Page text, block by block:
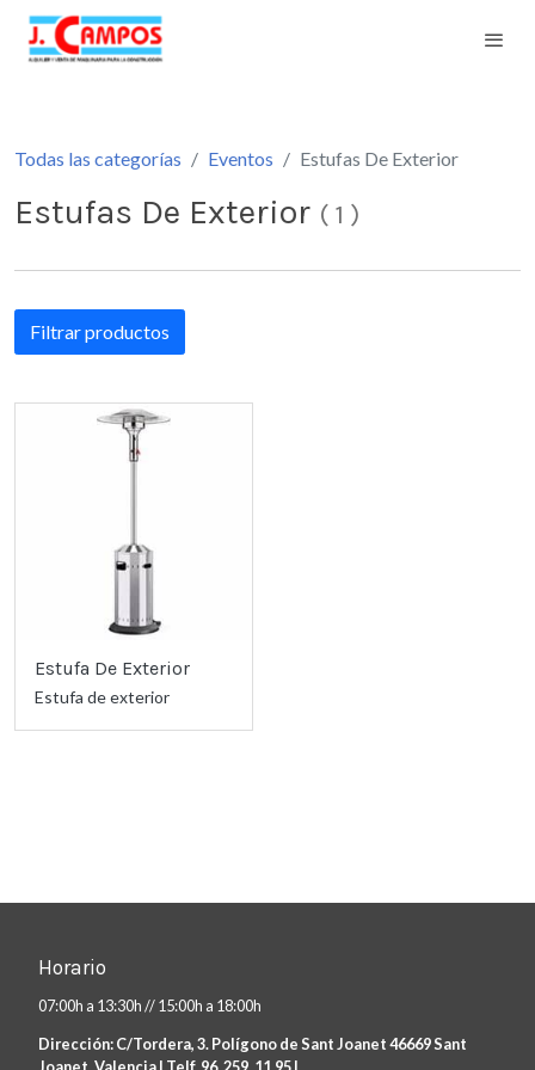
Todas las categorías Eventos Estufas De Exterior
Estufas De Exterior ( 1 )
Filtrar productos
Estufa De Exterior
Estufa de exterior
Horario
07:00h a 13:30h // 15:00h a 18:00h
Dirección: C/Tordera, 3. Polígono de Sant Joanet 46669 Sant
Joanet, Valencia | Telf. 96. 259 .11.95 |